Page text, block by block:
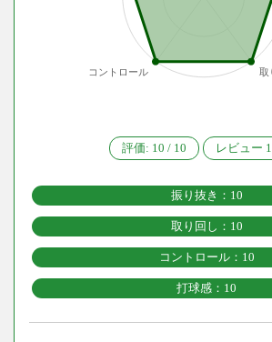
取
コントロール
評価: 10 / 10 レビュー 1
振り抜き：10
取り回し：10
コントロール：10
打球感：10